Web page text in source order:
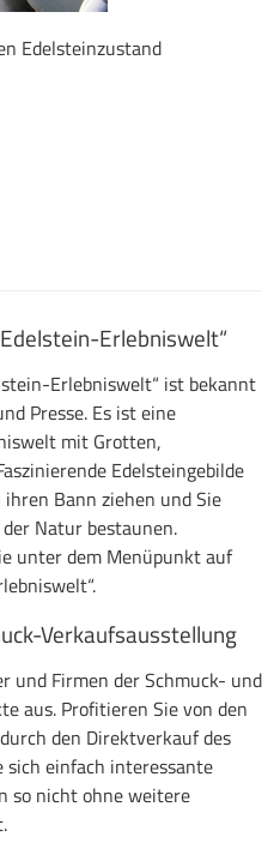
Edelsteinzustand
Erlebniswelt“
Erlebniswelt“ ist bekannt
Presse. Es ist eine
mit Grotten,
Edelsteingebilde
Bann ziehen und Sie
Natur bestaunen.
unter dem Menüpunkt auf
Verkaufsausstellung
und Firmen der Schmuck- und
aus. Profitieren Sie von den
den Direktverkauf des
sich einfach interessante
so nicht ohne weitere